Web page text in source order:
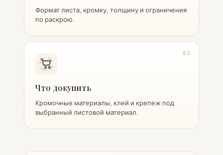
Формат листа, кромку, толщину и ограничения
по раскрою.
03
Что докупить
Кромочные материалы, клей и крепеж под
выбранный листовой материал.